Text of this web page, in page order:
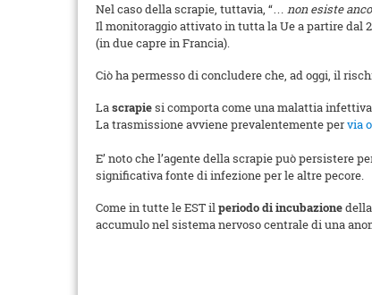
Nel caso della scrapie, tuttavia, “… non esiste
Il monitoraggio attivato in tutta la Ue a partire dal
(in due capre in Francia).
Ciò ha permesso di concludere che, ad oggi, il
Lascrapiesi comporta come una malattia
La trasmissione avviene prevalentemente pervia
E’ noto che l’agente della scrapie può persistere
significativa fonte diinfezione per le altre pecore.
Come in tutte le EST ilperiodo di incubazione
accumulo nel sistema nervoso centrale di una